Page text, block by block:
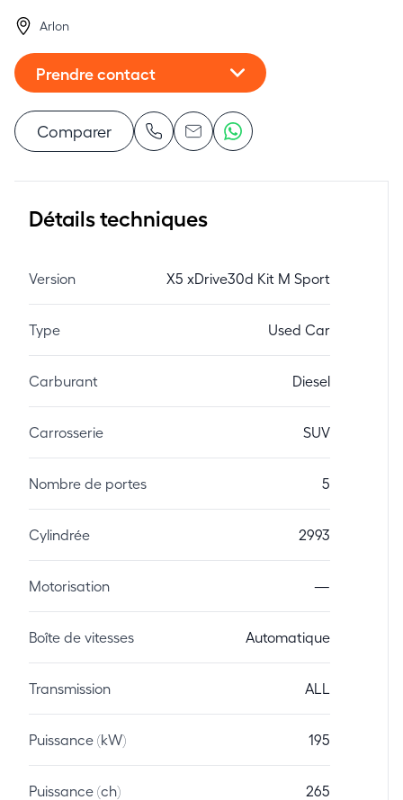
Arlon
Prendre contact
Comparer
Détails techniques
Version X5 xDrive30d Kit M Sport
Type Used Car
Carburant Diesel
Carrosserie SUV
Nombre de portes 5
Cylindrée 2993
Motorisation —
Boîte de vitesses Automatique
Transmission ALL
Puissance (kW) 195
Puissance (ch) 265